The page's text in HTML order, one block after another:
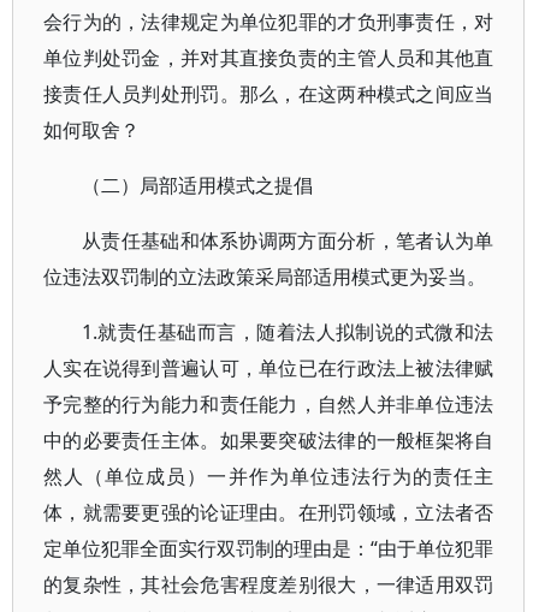
会行为的，法律规定为单位犯罪的才负刑事责任，对
单位判处罚金，并对其直接负责的主管人员和其他直
接责任人员判处刑罚。那么，在这两种模式之间应当
如何取舍？
（二）局部适用模式之提倡
从责任基础和体系协调两方面分析，笔者认为单
位违法双罚制的立法政策采局部适用模式更为妥当。
1.就责任基础而言，随着法人拟制说的式微和法
人实在说得到普遍认可，单位已在行政法上被法律赋
予完整的行为能力和责任能力，自然人并非单位违法
中的必要责任主体。如果要突破法律的一般框架将自
然人（单位成员）一并作为单位违法行为的责任主
体，就需要更强的论证理由。在刑罚领域，立法者否
定单位犯罪全面实行双罚制的理由是：“由于单位犯罪
的复杂性，其社会危害程度差别很大，一律适用双罚